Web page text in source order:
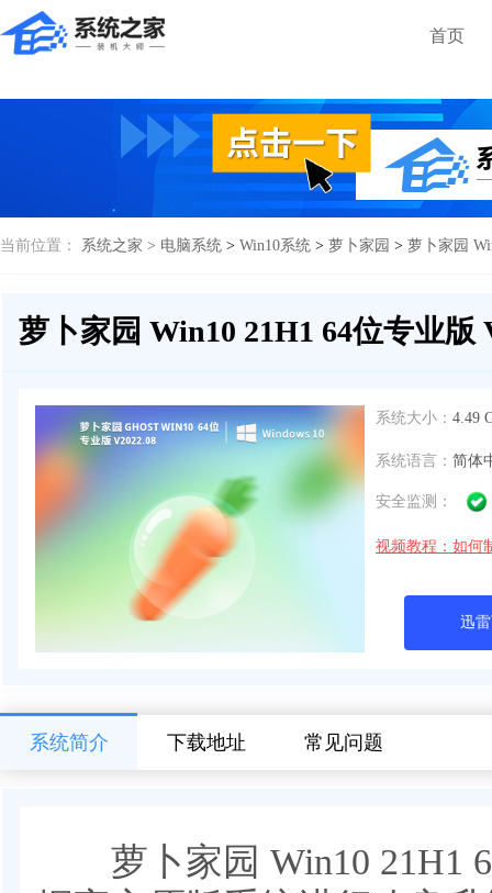
首页
当前位置： 系统之家 > 电脑系统 > Win10系统 > 萝卜家园 > 萝卜家园
萝卜家园 Win10 21H1 64位专业版
系统大小： 4.49
系统语言： 简体
安全监测：
视频教程：如何
迅
系统简介 下载地址 常见问题
萝卜家园 Win10 21H1